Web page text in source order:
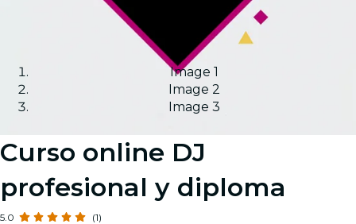
Image 1
Image 2
Image 3
Curso online DJ
profesional y diploma
5.0 (1)